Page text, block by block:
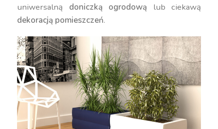
uniwersalną doniczką ogrodową lub ciekawą
dekoracją pomieszczeń.